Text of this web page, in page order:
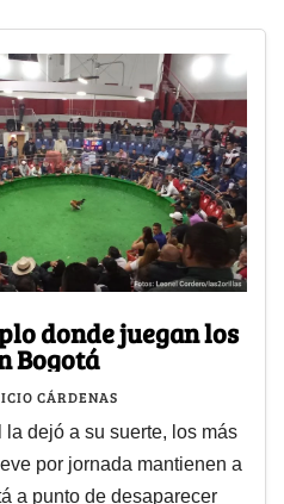
donde juegan los
Bogotá
CÁRDENAS
dejó a su suerte, los más
por jornada mantienen a
a punto de desaparecer